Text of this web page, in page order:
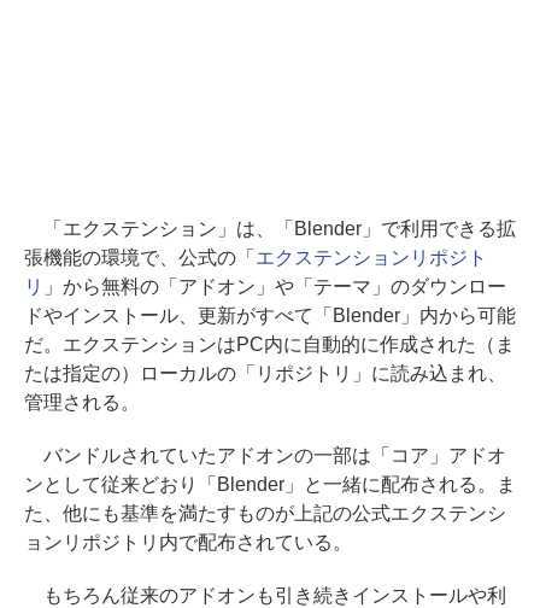
「エクステンション」は、「Blender」で利用できる拡
張機能の環境で、公式の「 エクステンションリポジト
リ 」から無料の「アドオン」や「テーマ」のダウンロー
ドやインストール、更新がすべて「Blender」内から可能
だ。エクステンションはPC内に自動的に作成された（ま
たは指定の）ローカルの「リポジトリ」に読み込まれ、
管理される。
バンドルされていたアドオンの一部は「コア」アドオ
ンとして従来どおり「Blender」と一緒に配布される。ま
た、他にも基準を満たすものが上記の公式エクステンシ
ョンリポジトリ内で配布されている。
もちろん従来のアドオンも引き続きインストールや利